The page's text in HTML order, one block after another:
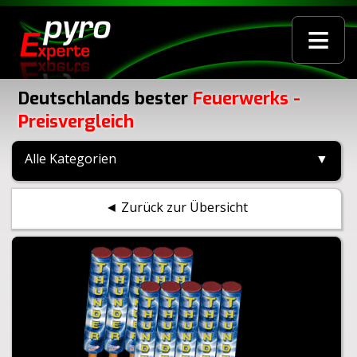
≡
Deutschlands bester Feuerwerks -
Preisvergleich
Alle Kategorien ▼
◄ Zurück zur Übersicht